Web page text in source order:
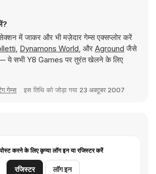
में जाकर और भी मज़ेदार गेम्स एक्सप्लोर करें
, Dynamons World, और Aground जैसे
ये सभी Y8 Games पर तुरंत खेलने के लिए
गेम्स इस तिथि को जोड़ा गया 23 अक्टूबर 2007
पोस्ट करने के लिए कृप्या लॉग इन या रजिस्टर करें
रजिस्टर लॉग इन